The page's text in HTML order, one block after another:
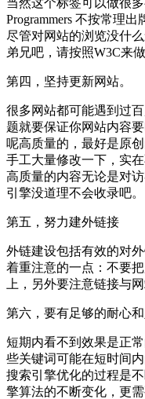
Programmers 不按常理出
尽管对网站的浏览没什
弟兄吧，请按照W3C来做
第四，坚持更新网站。
很多网站都可能遇到过
题就要保证你网站内容
呢高质量的，最好是原
手工大量修改一下，实
高质量的内容无论是对
引擎没道理不会收录吧。
第五，努力建外链接
外链建设包括有效的对
着重注意的一点：不要
上，另外要注意链接与
第六，要有足够的耐心和
短期内看不到效果是正
些关键词可能在短时间
搜索引擎优化的过程是
擎算法的不断变化，更